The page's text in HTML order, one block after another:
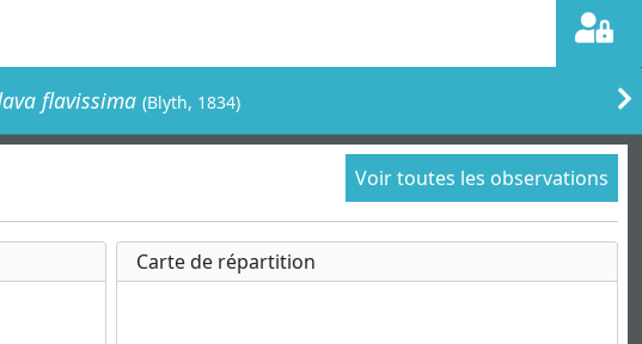
flavissima (Blyth, 1834)
Voir toutes les observations
Carte de répartition